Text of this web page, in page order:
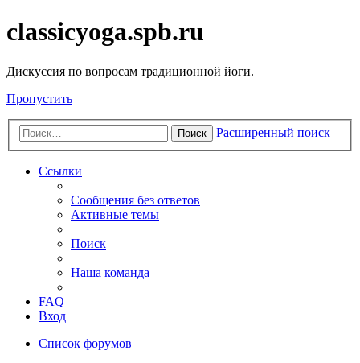
classicyoga.spb.ru
Дискуссия по вопросам традиционной йоги.
Пропустить
Поиск Расширенный поиск
Ссылки
Сообщения без ответов
Активные темы
Поиск
Наша команда
FAQ
Вход
Список форумов